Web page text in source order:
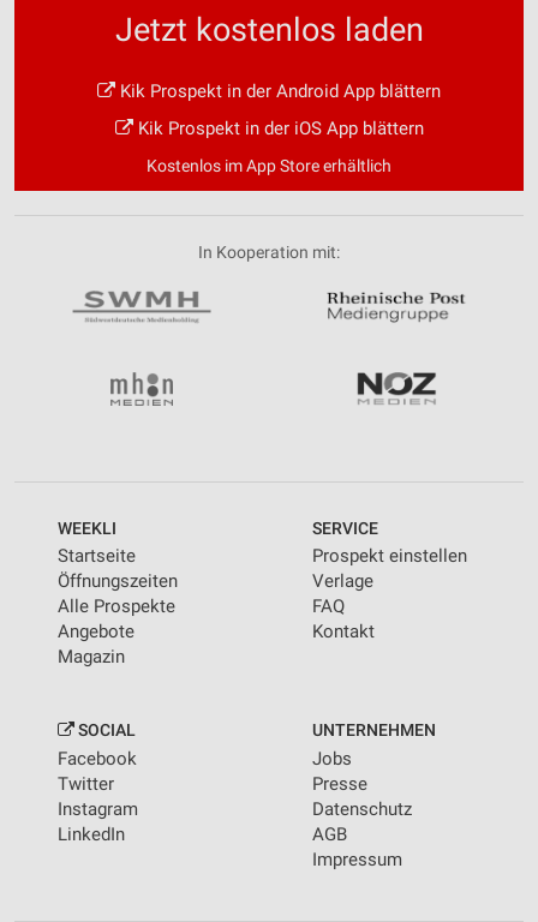
Jetzt kostenlos laden
Kik Prospekt in der Android App blättern
Kik Prospekt in der iOS App blättern
Kostenlos im App Store erhältlich
In Kooperation mit:
WEEKLI
Startseite
Öffnungszeiten
Alle Prospekte
Angebote
Magazin
SERVICE
Prospekt einstellen
Verlage
FAQ
Kontakt
SOCIAL
Facebook
Twitter
Instagram
LinkedIn
UNTERNEHMEN
Jobs
Presse
Datenschutz
AGB
Impressum